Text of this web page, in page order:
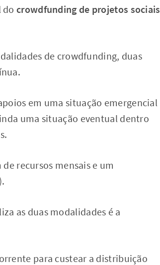
docrowdfunding de projetos sociais
de crowdfunding, duas
em uma situação emergencial
uma situação eventual dentro
recursos mensais e um
as duas modalidades é a
para custear a distribuição